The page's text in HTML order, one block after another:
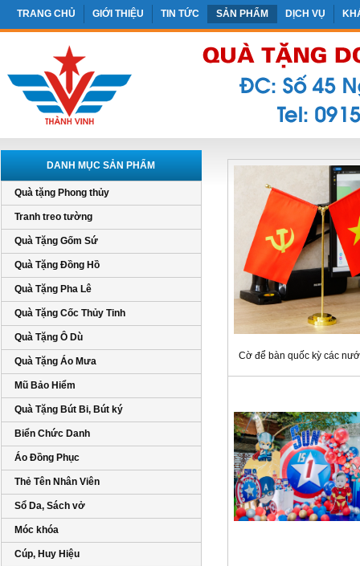
TRANG CHỦ GIỚI THIỆU TIN TỨC SẢN PHẨM DỊCH VỤ
DANH MỤC SẢN PHẨM
Quà tặng Phong thủy
Tranh treo tường
Quà Tặng Gốm Sứ
Quà Tặng Đồng Hồ
Quà Tặng Pha Lê
Quà Tặng Cốc Thủy Tinh
Quà Tặng Ô Dù
Quà Tặng Áo Mưa
Mũ Bảo Hiểm
Quà Tặng Bút Bi, Bút ký
Biển Chức Danh
Áo Đồng Phục
Thẻ Tên Nhân Viên
Sổ Da, Sách vở
Móc khóa
Cúp, Huy Hiệu
Cờ để bàn quốc kỳ các